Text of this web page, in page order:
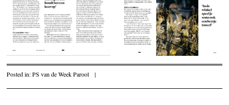
Posted in:PS van de Week Parool |